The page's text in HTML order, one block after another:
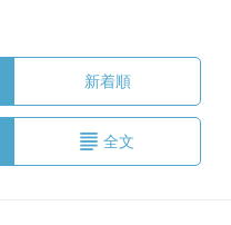
新着順
全文